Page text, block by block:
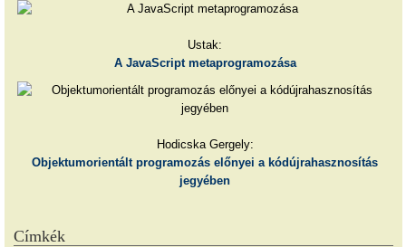
Ustak:
A JavaScript metaprogramozása
Hodicska Gergely:
Objektumorientált programozás előnyei a kódújrahasznosítás
jegyében
Címkék